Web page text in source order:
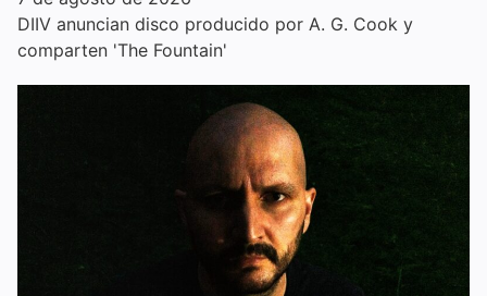
DIIV anuncian disco producido por A. G. Cook y
comparten 'The Fountain'